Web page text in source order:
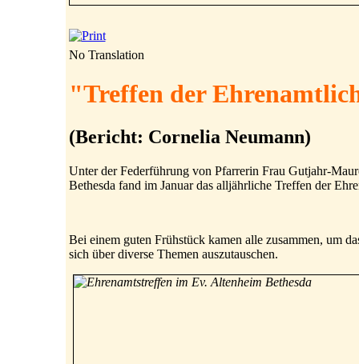
No Translation
"Treffen der
(Bericht: Cornelia Neumann)
Unter der Federführung von Pfarrerin Frau Gutjahr-
Bethesda fand im Januar das alljährliche Treffen der
Bei einem guten Frühstück kamen alle zusammen, um
sich über diverse Themen auszutauschen.